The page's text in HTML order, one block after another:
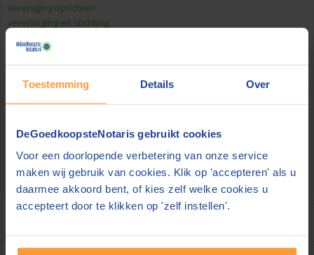
Toestemming Details Over
DeGoedkoopsteNotaris gebruikt cookies
Voor een doorlopende verbetering van onze service
maken wij gebruik van cookies. Klik op 'accepteren' als u
daarmee akkoord bent, of kies zelf welke cookies u
accepteert door te klikken op 'zelf instellen'.
vereniging oprichten
vereninging en stichting
Zoek direct in deze informatie
Zoek
Uw zoekopdracht is tekort.